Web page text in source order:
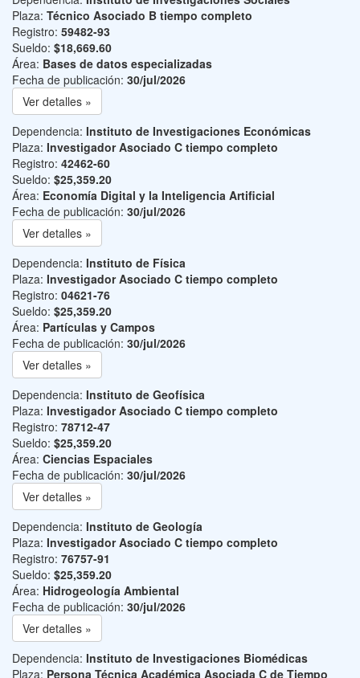
Plaza: Técnico Asociado B tiempo completo
Registro: 59482-93
Sueldo: $18,669.60
Área: Bases de datos especializadas
Fecha de publicación: 30/jul/2026
Ver detalles »
Dependencia: Instituto de Investigaciones Económicas
Plaza: Investigador Asociado C tiempo completo
Registro: 42462-60
Sueldo: $25,359.20
Área: Economía Digital y la Inteligencia Artificial
Fecha de publicación: 30/jul/2026
Ver detalles »
Dependencia: Instituto de Física
Plaza: Investigador Asociado C tiempo completo
Registro: 04621-76
Sueldo: $25,359.20
Área: Partículas y Campos
Fecha de publicación: 30/jul/2026
Ver detalles »
Dependencia: Instituto de Geofísica
Plaza: Investigador Asociado C tiempo completo
Registro: 78712-47
Sueldo: $25,359.20
Área: Ciencias Espaciales
Fecha de publicación: 30/jul/2026
Ver detalles »
Dependencia: Instituto de Geología
Plaza: Investigador Asociado C tiempo completo
Registro: 76757-91
Sueldo: $25,359.20
Área: Hidrogeología Ambiental
Fecha de publicación: 30/jul/2026
Ver detalles »
Dependencia: Instituto de Investigaciones Biomédicas
Plaza: Persona Técnica Académica Asociada C de Tiempo